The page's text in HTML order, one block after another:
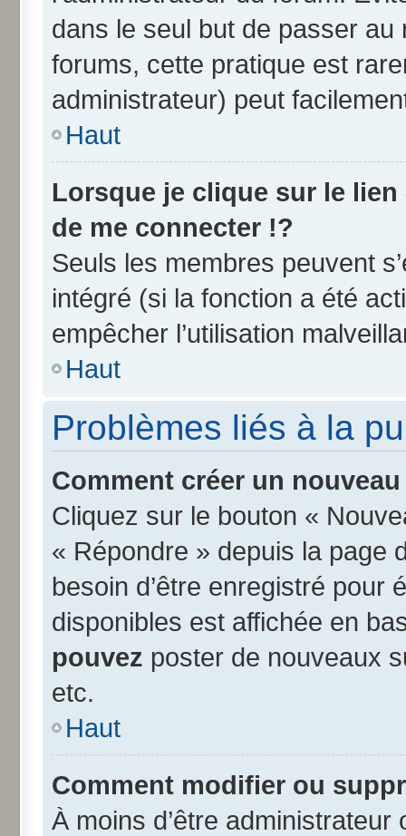
dans le seul but de passer
forums, cette pratique est
administrateur) peut
Haut
Lorsque je clique sur le lien
de me connecter !?
Seuls les membres peuvent
intégré (si la fonction a été
empêcher l’utilisation
Haut
Problèmes liés à la
Comment créer un
Cliquez sur le bouton «
« Répondre » depuis la page
besoin d’être enregistré pour
disponibles est affichée en
pouvez poster de nouveaux
etc.
Haut
Comment modifier ou
À moins d’être